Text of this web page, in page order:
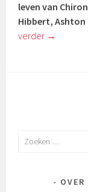
leven van
Hibbert, Ashton
verder →
Zoeken